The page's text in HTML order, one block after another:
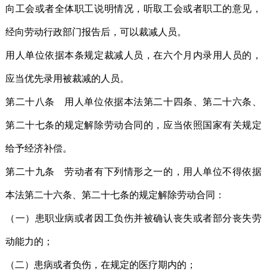
向工会或者全体职工说明情况，听取工会或者职工的意见，
经向劳动行政部门报告后，可以裁减人员。
用人单位依据本条规定裁减人员，在六个月内录用人员的，
应当优先录用被裁减的人员。
第二十八条 用人单位依据本法第二十四条、第二十六条、
第二十七条的规定解除劳动合同的，应当依照国家有关规定
给予经济补偿。
第二十九条 劳动者有下列情形之一的，用人单位不得依据
本法第二十六条、第二十七条的规定解除劳动合同：
（一）患职业病或者因工负伤并被确认丧失或者部分丧失劳
动能力的；
（二）患病或者负伤，在规定的医疗期内的；